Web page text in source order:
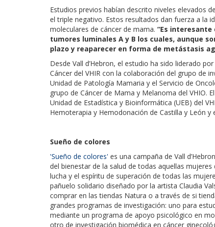
Estudios previos habían descrito niveles elevados
el triple negativo. Estos resultados dan fuerza a la
moleculares de cáncer de mama. “Es
tumores luminales A y B los cuales, aunque
plazo y reaparecer en forma de metástasis
Desde Vall d’Hebron, el estudio ha sido liderado
Cáncer del VHIR con la colaboración del grupo de
Unidad de Patología Mamaria y el Servicio de
grupo de Cáncer de Mama y Melanoma del VHIO.
Unidad de Estadística y Bioinformática (UEB) del
Hemoterapia y Hemodonación de Castilla y León y
Sueño de colores
'Sueño de colores' es una campaña de Vall
del bienestar de la salud de todas aquellas
lucha y el espíritu de superación de todas las
pañuelo solidario diseñado por la artista Claudia
comprar en las tiendas Natura o a través de si
grandes programas de investigación: uno para
mediante un programa de apoyo psicológico en
otro de investigación biomédica en cáncer